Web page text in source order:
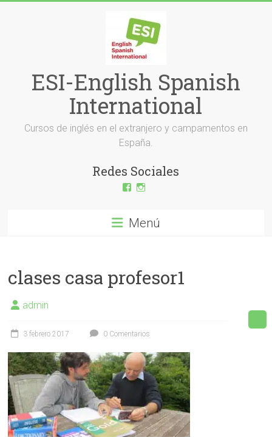
ESI-English Spanish
International
Cursos de inglés en el extranjero y campamentos en
España.
Redes Sociales
Ver
English-
Facebook
Ver
en
Menú
clases casa profesor1
admin
3 febrero 2017 0 Comentarios